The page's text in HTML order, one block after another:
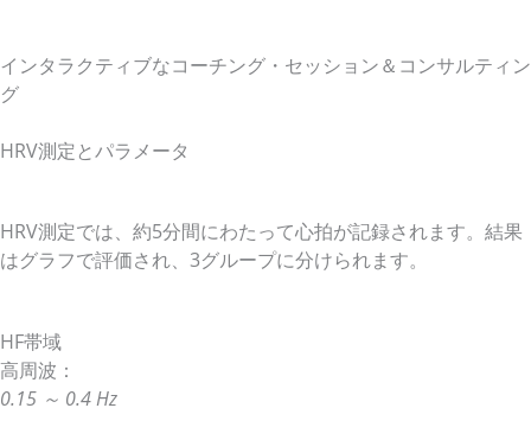
インタラクティブなコーチング・セッション＆コンサルティン
グ
HRV測定とパラメータ
HRV測定では、約5分間にわたって心拍が記録されます。結果
はグラフで評価され、3グループに分けられます。
HF帯域
高周波：
0.15 ～ 0.4 Hz